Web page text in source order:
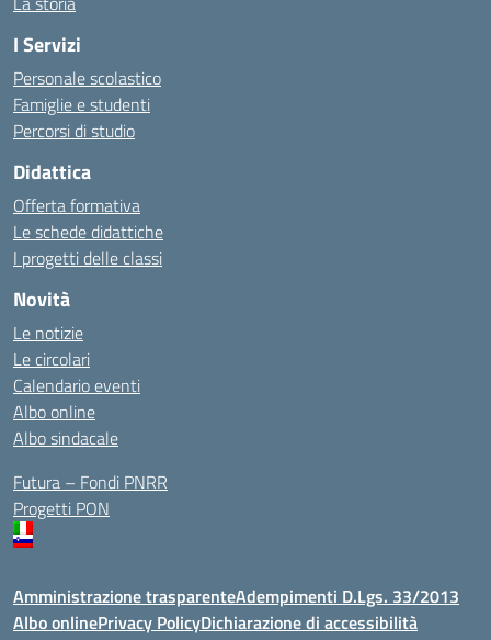
I Servizi
Personale scolastico
Famiglie e studenti
Percorsi di studio
Didattica
Offerta formativa
Le schede didattiche
I progetti delle classi
Novità
Le notizie
Le circolari
Calendario eventi
Albo online
Albo sindacale
Futura – Fondi PNRR
Progetti PON
Amministrazione trasparenteAdempimenti D.Lgs. 33/2013
Albo onlinePrivacy PolicyDichiarazione di accessibilità